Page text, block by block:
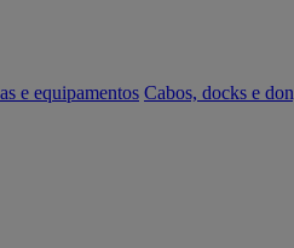
e equipamentos Cabos, docks e